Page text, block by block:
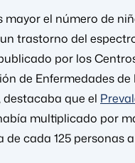
mayor el número de
trastorno del
por los
de Enfermedades de
destacaba que el
multiplicado por
de cada 125 personas